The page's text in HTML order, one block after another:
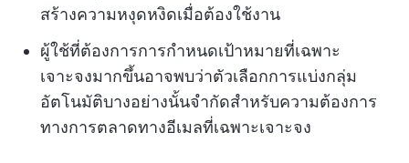
สร้างความหงุดหงิดเมื่อต้องใช้งาน
ผู้ใช้ที่ต้องการการกำหนดเป้าหมายที่เฉพาะ
เจาะจงมากขึ้นอาจพบว่าตัวเลือกการแบ่งกลุ่ม
อัตโนมัติบางอย่างนั้นจำกัดสำหรับความต้องการ
ทางการตลาดทางอีเมลที่เฉพาะเจาะจง